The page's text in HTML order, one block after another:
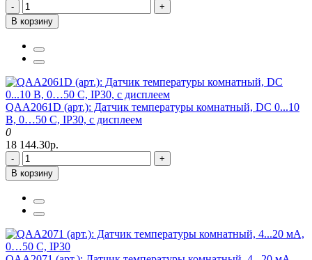
-
+
В корзину
QAA2061D (арт.): Датчик температуры комнатный, DC 0...10
В, 0…50 C, IP30, с дисплеем
0
18 144.30р.
-
+
В корзину